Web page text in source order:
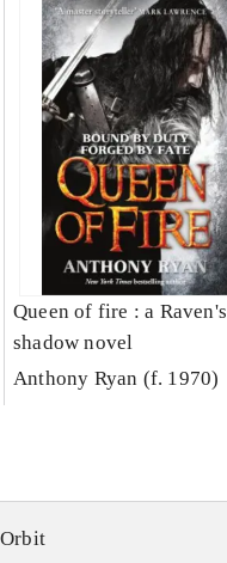
Queen of fire : a Raven's
shadow novel
Anthony Ryan (f. 1970)
Orbit